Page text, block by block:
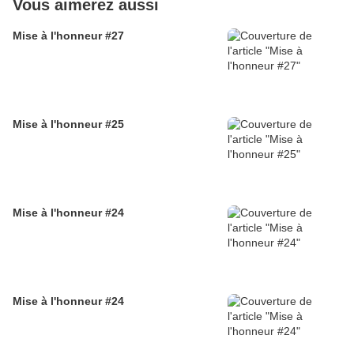
Vous aimerez aussi
Mise à l'honneur #27
Mise à l'honneur #25
Mise à l'honneur #24
Mise à l'honneur #24